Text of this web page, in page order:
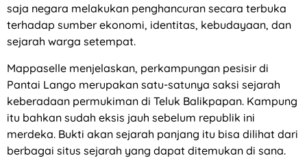
saja negara melakukan penghancuran secara terbuka
terhadap sumber ekonomi, identitas, kebudayaan, dan
sejarah warga setempat.
Mappaselle menjelaskan, perkampungan pesisir di
Pantai Lango merupakan satu-satunya saksi sejarah
keberadaan permukiman di Teluk Balikpapan. Kampung
itu bahkan sudah eksis jauh sebelum republik ini
merdeka. Bukti akan sejarah panjang itu bisa dilihat dari
berbagai situs sejarah yang dapat ditemukan di sana.